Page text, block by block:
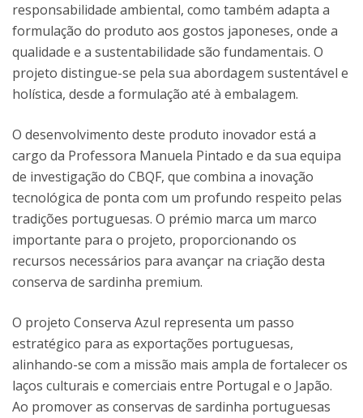
responsabilidade ambiental, como também adapta a
formulação do produto aos gostos japoneses, onde a
qualidade e a sustentabilidade são fundamentais. O
projeto distingue-se pela sua abordagem sustentável e
holística, desde a formulação até à embalagem.
O desenvolvimento deste produto inovador está a
cargo da Professora Manuela Pintado e da sua equipa
de investigação do CBQF, que combina a inovação
tecnológica de ponta com um profundo respeito pelas
tradições portuguesas. O prémio marca um marco
importante para o projeto, proporcionando os
recursos necessários para avançar na criação desta
conserva de sardinha premium.
O projeto Conserva Azul representa um passo
estratégico para as exportações portuguesas,
alinhando-se com a missão mais ampla de fortalecer os
laços culturais e comerciais entre Portugal e o Japão.
Ao promover as conservas de sardinha portuguesas